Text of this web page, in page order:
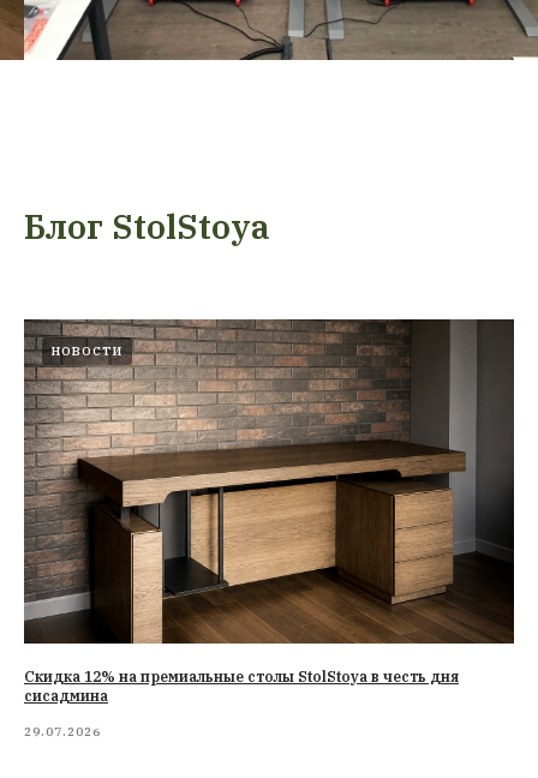
Блог StolStoya
НОВОСТИ
Cкидка 12% на премиальные столы StolStoya в честь дня
сисадмина
29.07.2026